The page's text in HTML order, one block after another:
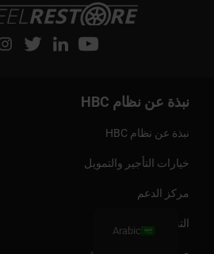
نبذة عن نظام HBC
نبذة عن نظام HBC
خيارات التأجير والتمويل
مركز الدعم
التدريب
Arabic